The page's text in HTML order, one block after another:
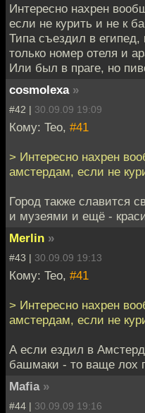
Интересно нахрен
если не курить и не к
Типа съездил в
только номер отеля и
Или был в праге, но
cosmolexa »
#42 | 30.09.09 19:09
Кому: Teo, #41
> Интересно нахрен
амстердам, если не
Город также славится
и музеями и ещё -
Merlin »
#43 | 30.09.09 19:13
Кому: Teo, #41
> Интересно нахрен
амстердам, если не
А если ездил в
башмаки - то ваще лох
Mafia »
#44 | 30.09.09 19:16